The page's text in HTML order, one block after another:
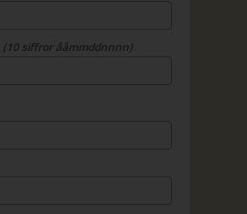
(10 siffror ååmmddnnnn)